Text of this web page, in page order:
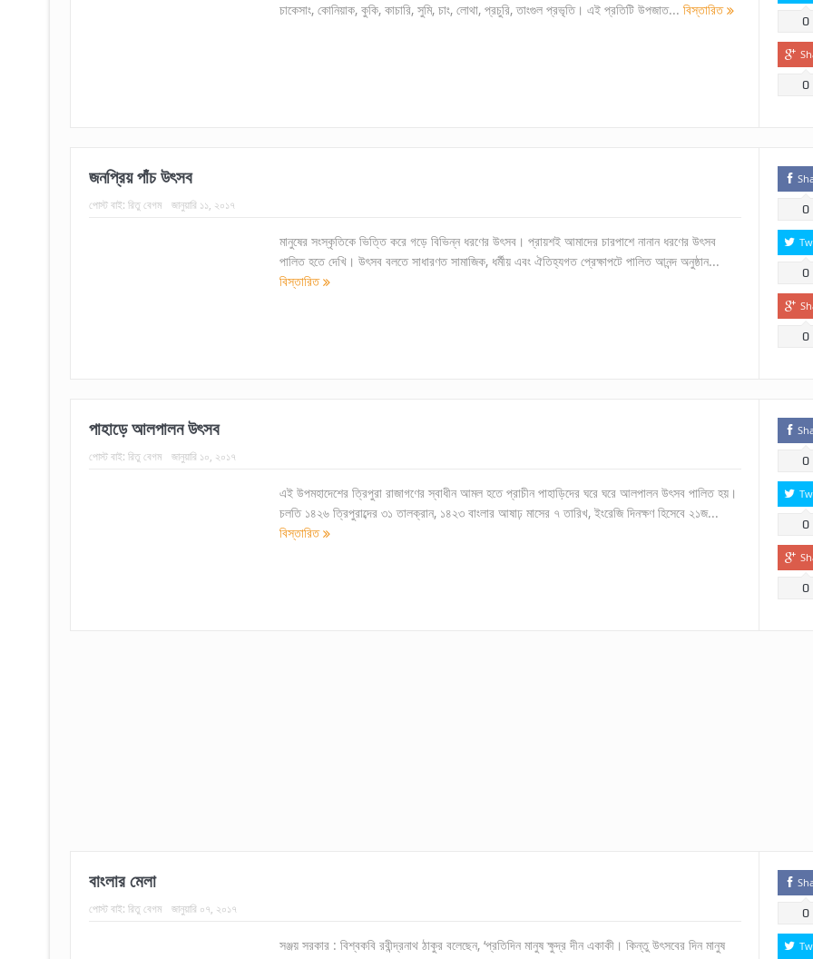
চাকেসাং, কোনিয়াক, কুকি, কাচারি, সুমি, চাং, লোথা, প্রচুরি, তাংগুল প্রভৃতি। এই প্রতিটি উপজাত... বিস্তারিত
0
0
জনপ্রিয় পাঁচ উৎসব
পোস্ট বাই: রিতু বেগম জানুয়ারি ১১, ২০১৭
মানুষের সংস্কৃতিকে ভিত্তি করে গড়ে বিভিন্ন ধরণের উৎসব। প্রায়শই আমাদের চারপাশে নানান ধরণের উৎসব
পালিত হতে দেখি। উৎসব বলতে সাধারণত সামাজিক, ধর্মীয় এবং ঐতিহ্যগত প্রেক্ষাপটে পালিত আনন্দ অনুষ্ঠান...
বিস্তারিত
0
0
0
পাহাড়ে আলপালন উৎসব
পোস্ট বাই: রিতু বেগম জানুয়ারি ১০, ২০১৭
এই উপমহাদেশের ত্রিপুরা রাজাগণের স্বাধীন আমল হতে প্রাচীন পাহাড়িদের ঘরে ঘরে আলপালন উৎসব পালিত হয়।
চলতি ১৪২৬ ত্রিপুরাব্দের ৩১ তালক্রান, ১৪২৩ বাংলার আষাঢ় মাসের ৭ তারিখ, ইংরেজি দিনক্ষণ হিসেবে ২১জ...
বিস্তারিত
0
0
0
বাংলার মেলা
পোস্ট বাই: রিতু বেগম জানুয়ারি ০৭, ২০১৭
সঞ্জয় সরকার : বিশ্বকবি রবীন্দ্রনাথ ঠাকুর বলেছেন, ‘প্রতিদিন মানুষ ক্ষুদ্র দীন একাকী। কিন্তু উৎসবের দিন মানুষ
0